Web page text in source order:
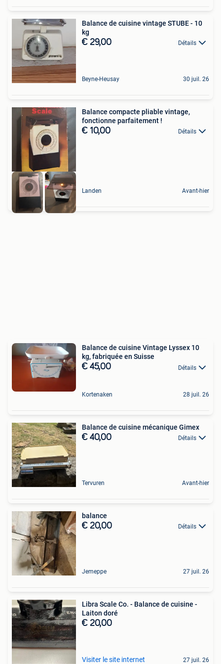
Balance de cuisine vintage STUBE - 10
kg
€ 29,00 Détails
Beyne-Heusay 30 juil. 26
Balance compacte pliable vintage,
fonctionne parfaitement !
€ 10,00 Détails
Landen Avant-hier
Balance de cuisine Vintage Lyssex 10
kg, fabriquée en Suisse
€ 45,00 Détails
Kortenaken 28 juil. 26
Balance de cuisine mécanique Gimex
€ 40,00 Détails
Tervuren Avant-hier
balance
€ 20,00 Détails
Jemeppe 27 juil. 26
Libra Scale Co. - Balance de cuisine -
Laiton doré
€ 20,00
Visiter le site internet 27 juil. 26